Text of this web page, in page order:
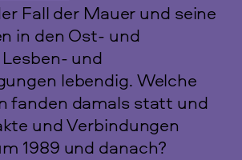
Fall der Mauer und seine
in den Ost- und
und
lebendig. Welche
fanden damals statt und
und Verbindungen
1989 und danach?